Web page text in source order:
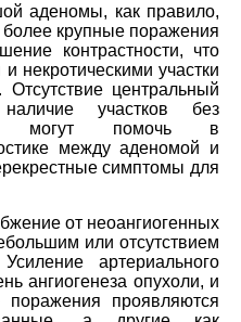
аденомы, как правило,
крупные поражения
контрастности, что
некротическими участки
Отсутствие центральный
участков без
могут помочь в
между аденомой и
симптомы для
от неоангиогенных
или отсутствием
артериального
ангиогенеза опухоли, и
проявляются